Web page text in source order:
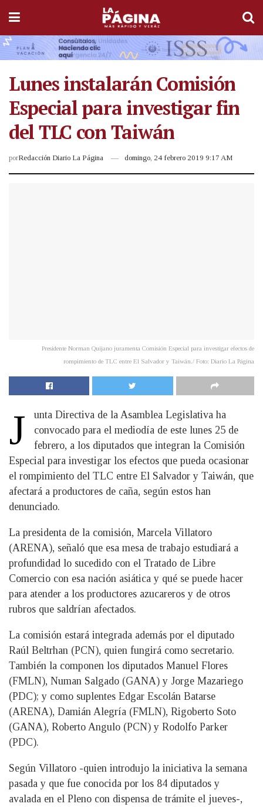
Lunes instalarán Comisión
Especial para investigar fin
del TLC con Taiwán
porRedacción Diario La Página domingo, 24 febrero 2019 9:17 AM
Presidente Norman Quijano juramenta Comisión Especial para investigar efectos de
rompimiento de TLC entre El Salvador y Taiwán./ Foto: Diario La Página
J
unta Directiva de la Asamblea Legislativa ha
convocado para el mediodía de este lunes 25 de
febrero, a los diputados que integran la Comisión
Especial para investigar los efectos que pueda ocasionar
el rompimiento del TLC entre El Salvador y Taiwán, que
afectará a productores de caña, según estos han
denunciado.
La presidenta de la comisión, Marcela Villatoro
(ARENA), señaló que esa mesa de trabajo estudiará a
profundidad lo sucedido con el Tratado de Libre
Comercio con esa nación asiática y qué se puede hacer
para atender a los productores azucareros y de otros
rubros que saldrían afectados.
La comisión estará integrada además por el diputado
Raúl Beltrhan (PCN), quien fungirá como secretario.
También la componen los diputados Manuel Flores
(FMLN), Numan Salgado (GANA) y Jorge Mazariego
(PDC); y como suplentes Edgar Escolán Batarse
(ARENA), Damián Alegría (FMLN), Rigoberto Soto
(GANA), Roberto Angulo (PCN) y Rodolfo Parker
(PDC).
Según Villatoro -quien introdujo la iniciativa la semana
pasada y que fue conocida por los 84 diputados y
avalada en el Pleno con dispensa de trámite el jueves-,